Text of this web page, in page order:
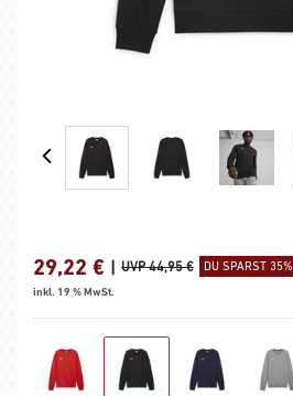
29,22 € | UVP 44,95 € DU SPARST 35%
inkl. 19 % MwSt.